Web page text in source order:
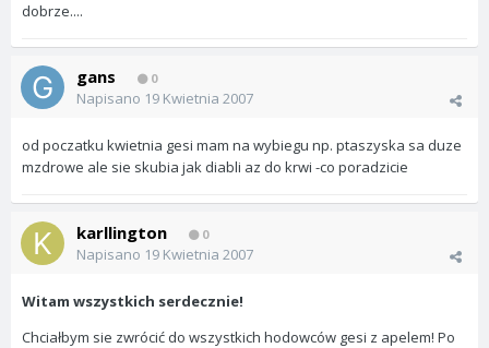
dobrze....
gans 0
Napisano 19 Kwietnia 2007
od poczatku kwietnia gesi mam na wybiegu np. ptaszyska sa duze
mzdrowe ale sie skubia jak diabli az do krwi -co poradzicie
karllington 0
Napisano 19 Kwietnia 2007
Witam wszystkich serdecznie!
Chciałbym sie zwrócić do wszystkich hodowców gesi z apelem! Po